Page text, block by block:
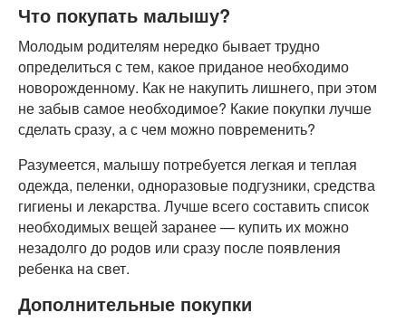
Что покупать малышу?
Молодым родителям нередко бывает трудно
определиться с тем, какое приданое необходимо
новорожденному. Как не накупить лишнего, при этом
не забыв самое необходимое? Какие покупки лучше
сделать сразу, а с чем можно повременить?
Разумеется, малышу потребуется легкая и теплая
одежда, пеленки, одноразовые подгузники, средства
гигиены и лекарства. Лучше всего составить список
необходимых вещей заранее — купить их можно
незадолго до родов или сразу после появления
ребенка на свет.
Дополнительные покупки